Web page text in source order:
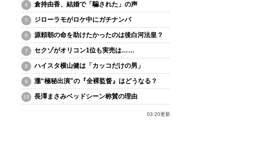
倉持由香、結婚で「騙された」の声
ジローラモがロケ中にガチナンパ
源頼朝の命を助けたかったのは後白河法皇？
セクゾがオリコン1位も実売は……
ハイスタ横山健は「カッコだけの男」
瀧“極秘出演”の『全裸監督』はどうなる？
長澤まさみベッドシーン称賛の理由
03:20更新